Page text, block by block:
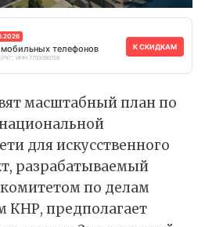
телефонов
ИНН 7703380158
К СКИДКАМ
масштабный план по
для искусственного
разрабатываемый
по делам
КНР, предполагает